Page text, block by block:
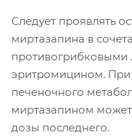
Следует проявлять
миртазапина в
противогрибковыми
эритромицином. При
печеночного
миртазапином может
дозы последнего.